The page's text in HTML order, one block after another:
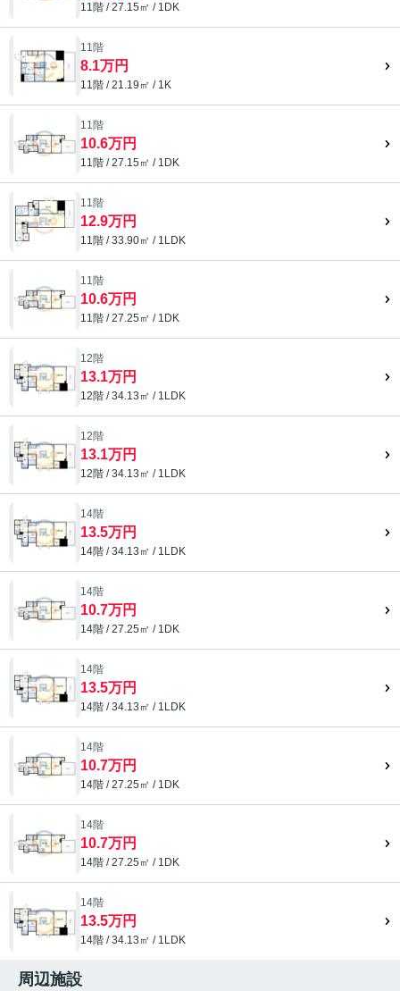
11階 / 27.15㎡ / 1DK
11階
8.1万円
11階 / 21.19㎡ / 1K
11階
10.6万円
11階 / 27.15㎡ / 1DK
11階
12.9万円
11階 / 33.90㎡ / 1LDK
11階
10.6万円
11階 / 27.25㎡ / 1DK
12階
13.1万円
12階 / 34.13㎡ / 1LDK
12階
13.1万円
12階 / 34.13㎡ / 1LDK
14階
13.5万円
14階 / 34.13㎡ / 1LDK
14階
10.7万円
14階 / 27.25㎡ / 1DK
14階
13.5万円
14階 / 34.13㎡ / 1LDK
14階
10.7万円
14階 / 27.25㎡ / 1DK
14階
10.7万円
14階 / 27.25㎡ / 1DK
14階
13.5万円
14階 / 34.13㎡ / 1LDK
周辺施設